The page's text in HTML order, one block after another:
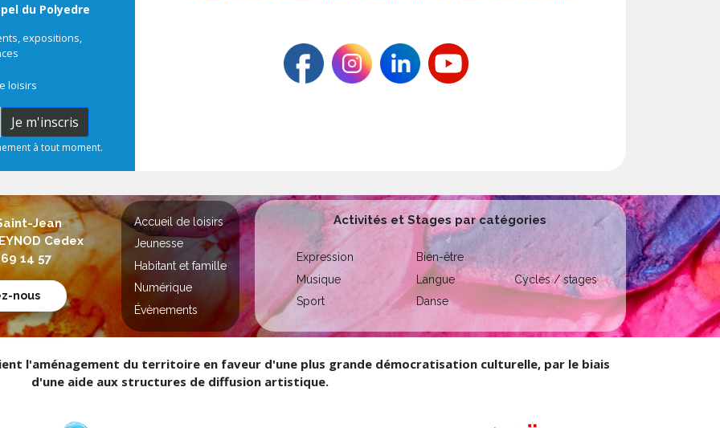
du Polyedre
expositions,
loisirs
Je m'inscris
à tout moment.
Jean
Cedex
14 57
nous
Accueil de loisirs
Jeunesse
Habitant et famille
Numérique
Évènements
Activités et Stages par catégories
Expression
Musique
Sport
Bien-être
Langue
Danse
Cycles / stages
l'aménagement du territoire en faveur d'une plus grande démocratisation culturelle, par le biais
d'une aide aux structures de diffusion artistique.